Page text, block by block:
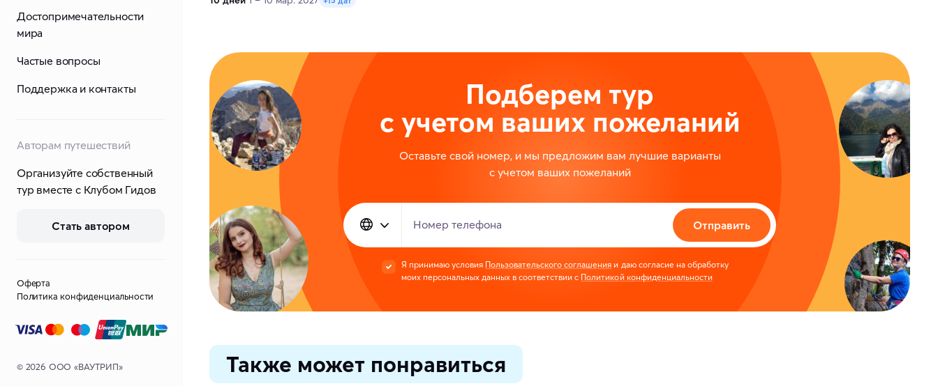
Достопримечательности
мира
Частые вопросы
Поддержка и контакты
Авторам путешествий
Организуйте собственный
тур вместе с Клубом Гидов
Стать автором
Оферта
Политика конфиденциальности
© 2026 ООО «ВАУТРИП»
Подберем тур
с учетом ваших пожеланий
Оставьте свой номер, и мы предложим вам лучшие варианты
с учетом ваших пожеланий
Номер телефона Отправить
Я принимаю условия Пользовательского соглашения и даю согласие на обработку
моих персональных данных в соответствии с Политикой конфиденциальности
Также может понравиться